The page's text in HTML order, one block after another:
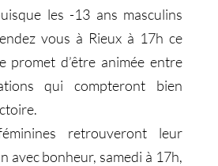
les -13 ans masculins
vous à Rieux à 17h ce
promet d’être animée entre
qui compteront bien
retrouveront leur
avec bonheur, samedi à 17h,